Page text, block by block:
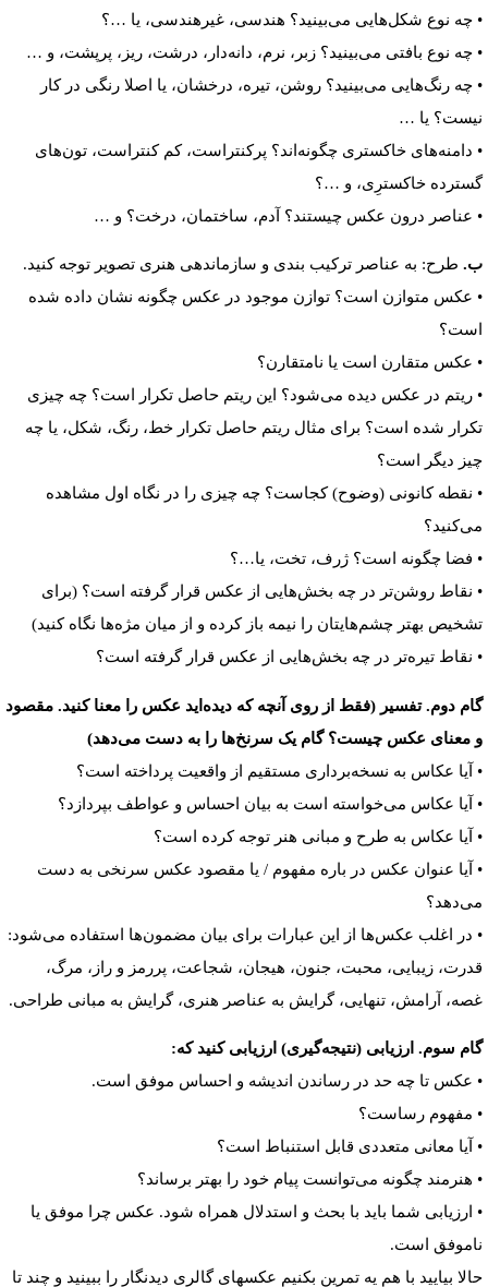
• چه نوع شکل‌هایی می‌بینید؟ هندسی، غیرهندسی، یا …؟
• چه نوع بافتی می‌بینید؟ زبر، نرم، دانه‌دار، درشت، ریز، پرپشت، و …
• چه رنگ‌هایی می‌بینید؟ روشن، تیره، درخشان، یا اصلا رنگی در کار
نیست؟ یا …
• دامنه‌های خاکستری چگونه‌اند؟ پرکنتراست، کم کنتراست، تون‌های
گسترده خاکسترِی، و …؟
• عناصر درون عکس چیستند؟ آدم، ساختمان، درخت؟ و …
ب. طرح: به عناصر ترکیب بندی و سازماندهی هنری تصویر توجه کنید.
• عکس متوازن است؟ توازن موجود در عکس چگونه نشان داده شده
است؟
• عکس متقارن است یا نامتقارن؟
• ریتم در عکس دیده می‌شود؟ این ریتم حاصل تکرار است؟ چه چیزی
تکرار شده است؟ برای مثال ریتم حاصل تکرار خط، رنگ، شکل، یا چه
چیز دیگر است؟
• نقطه کانونی (وضوح) کجاست؟ چه چیزی را در نگاه اول مشاهده
می‌کنید؟
• فضا چگونه است؟ ژرف، تخت، یا…؟
• نقاط روشن‌تر در چه بخش‌هایی از عکس قرار گرفته است؟ (برای
تشخیص بهتر چشم‌هایتان را نیمه باز کرده و از میان مژه‌ها نگاه کنید)
• نقاط تیره‌تر در چه بخش‌هایی از عکس قرار گرفته است؟
گام دوم. تفسیر (فقط از روی آنچه که دیده‌اید عکس را معنا کنید. مقصود
و معنای عکس چیست؟ گام‌ یک سرنخ‌ها را به دست می‌دهد)
• آیا عکاس به نسخه‌برداری مستقیم از واقعیت پرداخته است؟
• آیا عکاس می‌خواسته است به بیان احساس و عواطف بپردازد؟
• آیا عکاس به طرح و مبانی هنر توجه کرده است؟
• آیا عنوان عکس در باره مفهوم / یا مقصود عکس سرنخی به دست
می‌دهد؟
• در اغلب عکس‌ها از این عبارات برای بیان مضمون‌ها استفاده می‌شود:
قدرت، زیبایی، محبت، جنون، هیجان، شجاعت، پررمز و راز، مرگ،
غصه، آرامش، تنهایی، گرایش به عناصر هنری، گرایش به مبانی طراحی.
گام سوم. ارزیابی (نتیجه‌گیری) ارزیابی کنید که:
• عکس تا چه حد در رساندن اندیشه و احساس موفق است.
• مفهوم رساست؟
• آیا معانی متعددی قابل استنباط است؟
• هنرمند چگونه می‌توانست پیام خود را بهتر برساند؟
• ارزیابی شما باید با بحث و استدلال همراه شود. عکس چرا موفق یا
ناموفق است.
حالا بیایید با هم یه تمرین بکنیم عکسهای گالری دیدنگار را ببینید و چند تا